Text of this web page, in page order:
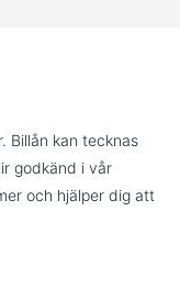
Billån kan tecknas
godkänd i vår
och hjälper dig att